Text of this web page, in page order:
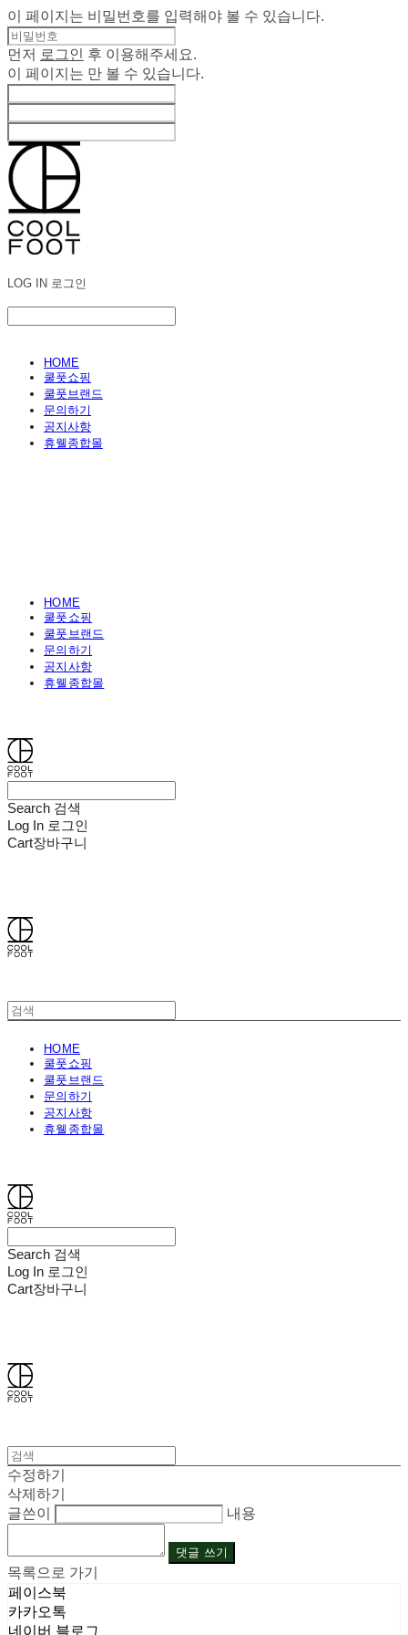
이 페이지는 비밀번호를 입력해야 볼 수 있습니다.
먼저 로그인
후 이용해주세요.
이 페이지는 만 볼 수 있습니다.
LOG IN 로그인
HOME
쿨풋쇼핑
쿨풋브랜드
문의하기
공지사항
휴웰종합몰
HOME
쿨풋쇼핑
쿨풋브랜드
문의하기
공지사항
휴웰종합몰
Search 검색
Log In 로그인
Cart장바구니
HOME
쿨풋쇼핑
쿨풋브랜드
문의하기
공지사항
휴웰종합몰
Search 검색
Log In 로그인
Cart장바구니
수정하기
삭제하기
글쓴이
내용
댓글 쓰기
목록으로 가기
페이스북
카카오톡
네이버 블로그